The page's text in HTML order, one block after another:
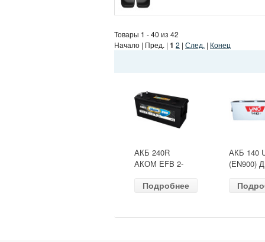
Товары 1 - 40 из 42
Начало | Пред. | 1 2 | След. | Конец
АКБ 240R
АКОМ EFB 2-
(EN1500) ДШВ
Подробнее
АКБ 140
(EN900)
залит